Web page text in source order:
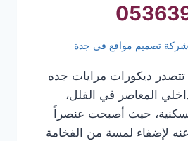
تصميم مواقع في جدة
ديكورات مرايات جده
المعاصر في الفلل،
حيث أصبحت عنصراً
لإضفاء لمسة من الفخامة